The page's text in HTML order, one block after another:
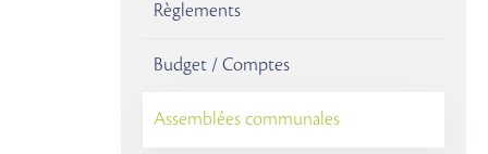
Règlements
Budget / Comptes
Assemblées communales